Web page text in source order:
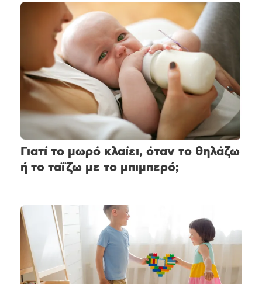
Γιατί το μωρό κλαίει, όταν το θηλάζω
ή το ταΐζω με το μπιμπερό;